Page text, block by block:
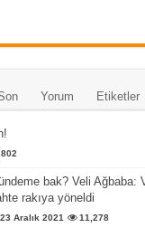
Yorum Etiketler
bak? Veli Ağbaba:
rakıya yöneldi
23 Aralık 2021 11,278